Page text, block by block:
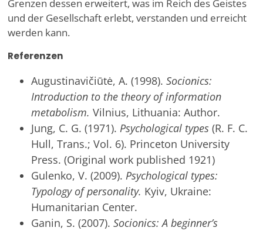
Grenzen dessen erweitert, was im Reich des Geistes
und der Gesellschaft erlebt, verstanden und erreicht
werden kann.
Referenzen
Augustinavičiūtė, A. (1998). Socionics:
Introduction to the theory of information
metabolism. Vilnius, Lithuania: Author.
Jung, C. G. (1971). Psychological types (R. F. C.
Hull, Trans.; Vol. 6). Princeton University
Press. (Original work published 1921)
Gulenko, V. (2009). Psychological types:
Typology of personality. Kyiv, Ukraine:
Humanitarian Center.
Ganin, S. (2007). Socionics: A beginner’s